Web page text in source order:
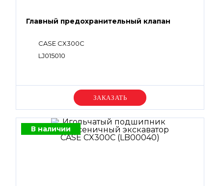
Главный предохранительный клапан
CASE CX300C
LJ015010
Уточняйте цену
В наличии